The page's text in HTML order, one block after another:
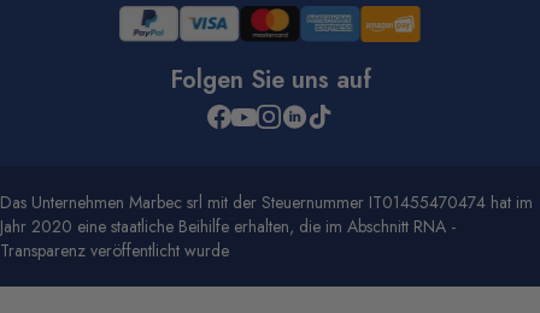
Folgen Sie uns auf
Das Unternehmen Marbec srl mit der Steuernummer IT01455470474 hat im
Jahr 2020 eine staatliche Beihilfe erhalten, die im Abschnitt RNA -
Transparenz veröffentlicht wurde